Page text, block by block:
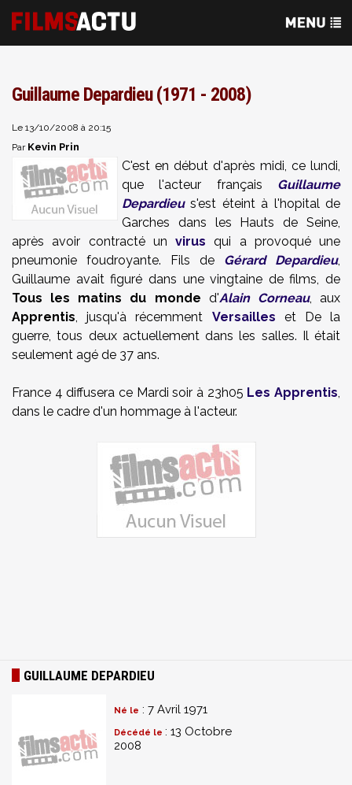
Guillaume Depardieu (1971 - 2008)
Le 13/10/2008 à 20:15
Par Kevin Prin
C'est en début d'après midi, ce lundi,
que l'acteur français Guillaume
Depardieus'est éteint à l'hopital de
Garches dans les Hauts de Seine,
après avoir contracté un virus qui a provoqué une
pneumonie foudroyante. Fils de Gérard Depardieu,
Guillaume avait figuré dans une vingtaine de films, de
Tous les matins du monde d'Alain Corneau, aux
Apprentis, jusqu'à récemment Versailles et De la
guerre, tous deux actuellement dans les salles. Il était
seulement agé de 37 ans.
France 4 diffusera ce Mardi soir à 23h05 Les Apprentis,
dans le cadre d'un hommage à l'acteur.
GUILLAUME DEPARDIEU
Né le : 7 Avril 1971
Décédé le : 13 Octobre
2008